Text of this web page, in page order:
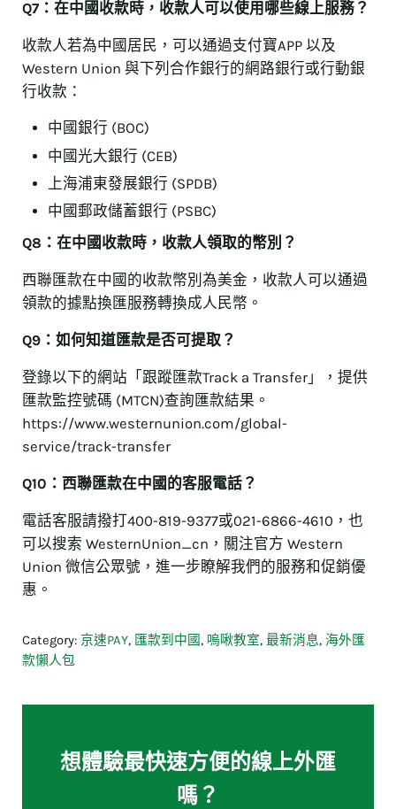
Q7：在中國收款時，收款人可以使用哪些線上服務？
收款人若為中國居民，可以通過支付寶APP 以及
Western Union 與下列合作銀行的網路銀行或行動銀
行收款：
中國銀行 (BOC)
中國光大銀行 (CEB)
上海浦東發展銀行 (SPDB)
中國郵政儲蓄銀行 (PSBC)
Q8：在中國收款時，收款人領取的幣別？
西聯匯款在中國的收款幣別為美金，收款人可以通過
領款的據點換匯服務轉換成人民幣。
Q9：如何知道匯款是否可提取？
登錄以下的網站「跟蹤匯款Track a Transfer」，提供
匯款監控號碼 (MTCN)查詢匯款結果。
https://www.westernunion.com/global-
service/track-transfer
Q10：西聯匯款在中國的客服電話？
電話客服請撥打400-819-9377或021-6866-4610，也
可以搜索 WesternUnion_cn，關注官方 Western
Union 微信公眾號，進一步瞭解我們的服務和促銷優
惠。
Category: 京速PAY, 匯款到中國, 嗚啾教室, 最新消息, 海外匯
款懶人包
想體驗最快速方便的線上外匯
嗎？